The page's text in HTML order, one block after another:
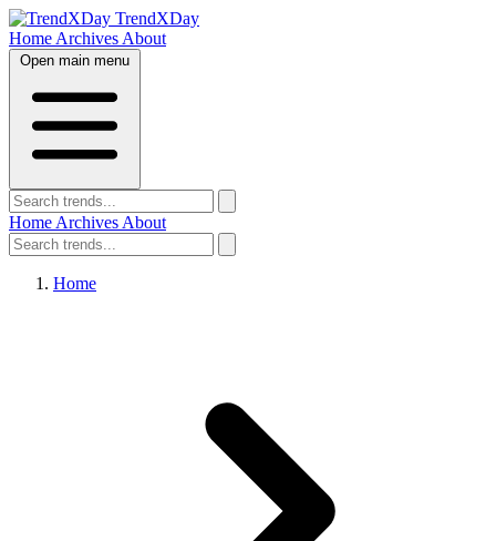
TrendXDay
Home Archives About
Open main menu
Home Archives About
Home